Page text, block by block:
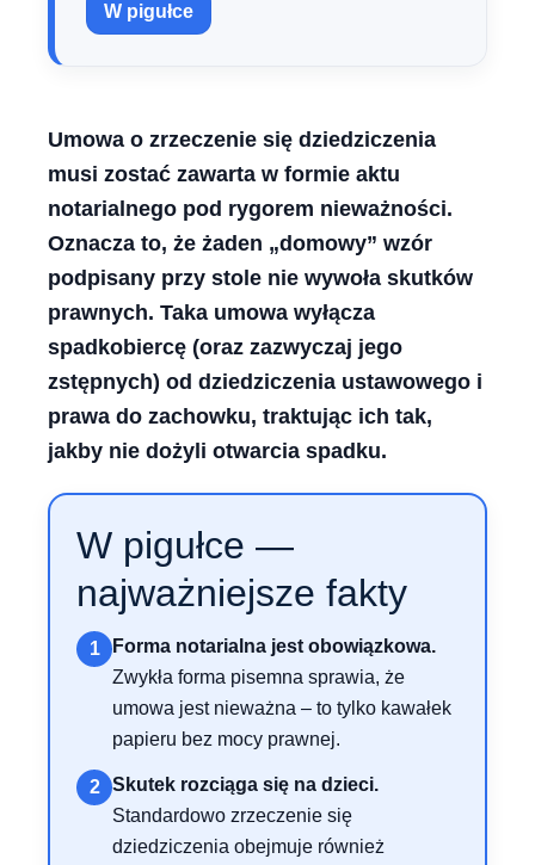
W pigułce
Umowa o zrzeczenie się dziedziczenia
musi zostać zawarta w formie aktu
notarialnego pod rygorem nieważności.
Oznacza to, że żaden „domowy” wzór
podpisany przy stole nie wywoła skutków
prawnych. Taka umowa wyłącza
spadkobiercę (oraz zazwyczaj jego
zstępnych) od dziedziczenia ustawowego i
prawa do zachowku, traktując ich tak,
jakby nie dożyli otwarcia spadku.
W pigułce —
najważniejsze fakty
1
Forma notarialna jest obowiązkowa.
Zwykła forma pisemna sprawia, że
umowa jest nieważna – to tylko kawałek
papieru bez mocy prawnej.
2
Skutek rozciąga się na dzieci.
Standardowo zrzeczenie się
dziedziczenia obejmuje również